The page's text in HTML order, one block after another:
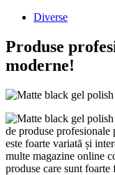
Diverse
Produse
moderne!
de produse
este foarte variată și
multe magazine online
produse care sunt foarte